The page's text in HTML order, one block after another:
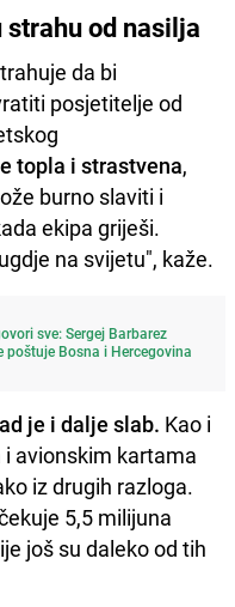
od nasilja
da bi
posjetitelje od
topla i strastvena,
burno slaviti i
ekipa griješi.
na svijetu", kaže.
sve: Sergej Barbarez
poštuje Bosna i Hercegovina
je i dalje slab. Kao i
i avionskim kartama
iz drugih razloga.
5,5 milijuna
još su daleko od tih